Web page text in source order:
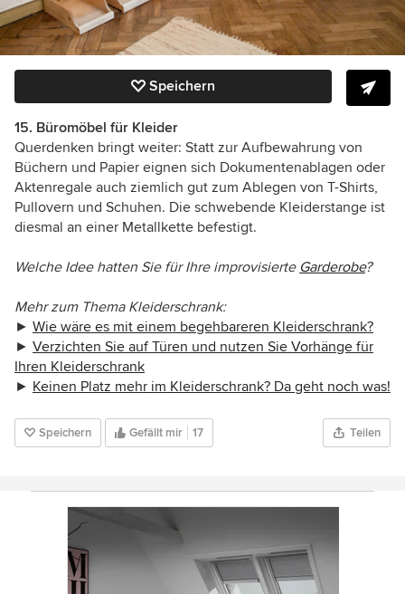
Speichern
15. Büromöbel für Kleider
Querdenken bringt weiter: Statt zur Aufbewahrung von
Büchern und Papier eignen sich Dokumentenablagen oder
Aktenregale auch ziemlich gut zum Ablegen von T-Shirts,
Pullovern und Schuhen. Die schwebende Kleiderstange ist
diesmal an einer Metallkette befestigt.
Welche Idee hatten Sie für Ihre improvisierte Garderobe?
Mehr zum Thema Kleiderschrank:
► Wie wäre es mit einem begehbareren Kleiderschrank?
► Verzichten Sie auf Türen und nutzen Sie Vorhänge für
Ihren Kleiderschrank
► Keinen Platz mehr im Kleiderschrank? Da geht noch was!
Speichern Gefällt mir 17 Teilen